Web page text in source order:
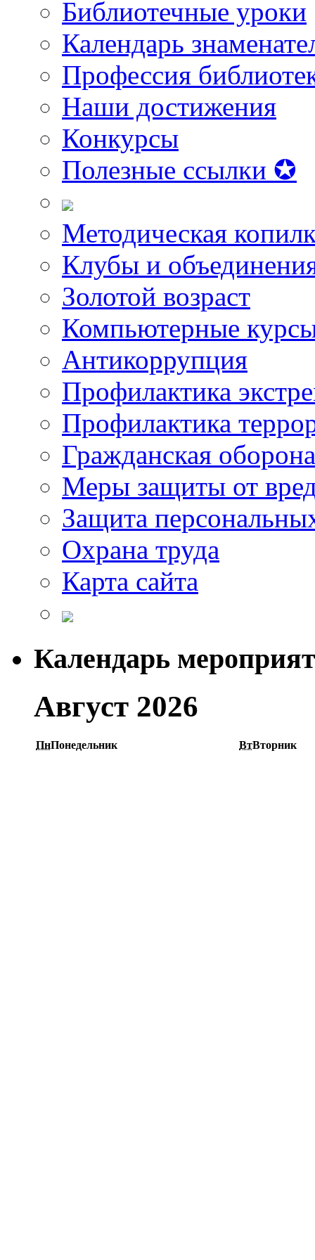
Библиотечные уроки
Календарь
Профессия
Наши достижения
Конкурсы
Полезные ссылки ✪
Методическая
Клубы и
Золотой возраст
Компьютерные
Антикоррупция
Профилактика
Профилактика
Гражданская оборона
Меры защиты от
Защита
Охрана труда
Карта сайта
Календарь
Август 2026
ПнПонедельник ВтВторник